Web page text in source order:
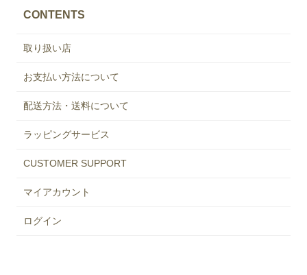
CONTENTS
取り扱い店
お支払い方法について
配送方法・送料について
ラッピングサービス
CUSTOMER SUPPORT
マイアカウント
ログイン